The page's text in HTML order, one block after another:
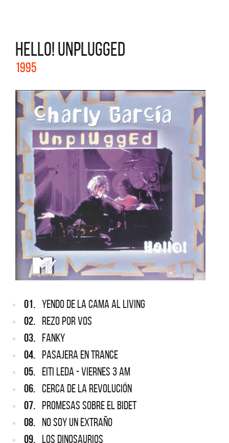
HELLO! UNPLUGGED
1995
01. YENDO DE LA CAMA AL LIVING
02. REZO POR VOS
03. FANKY
04. PASAJERA EN TRANCE
05. EITI LEDA - VIERNES 3 AM
06. CERCA DE LA REVOLUCIÓN
07. PROMESAS SOBRE EL BIDET
08. NO SOY UN EXTRAÑO
09. LOS DINOSAURIOS